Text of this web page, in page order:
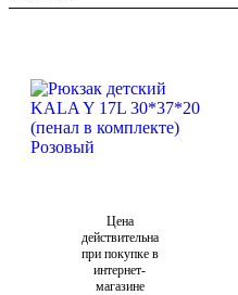
Цена
действительна
при покупке в
интернет-
магазине